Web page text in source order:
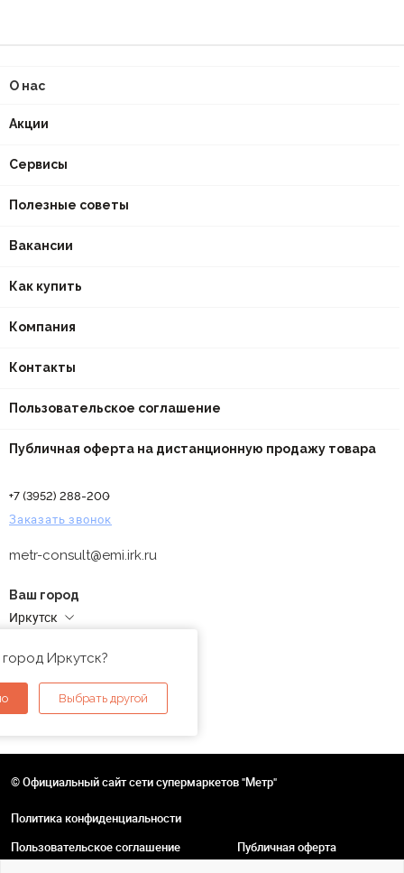
О нас
Акции
Сервисы
Полезные советы
Вакансии
Как купить
Компания
Контакты
Пользовательское соглашение
Публичная оферта на дистанционную продажу товара
+7 (3952) 288-200
Заказать звонок
metr-consult@emi.irk.ru
Ваш город
Иркутск
Иркутск?
Выбрать другой
© Официальный сайт сети супермаркетов "Метр"
Политика конфиденциальности
Пользовательское соглашение
Публичная оферта